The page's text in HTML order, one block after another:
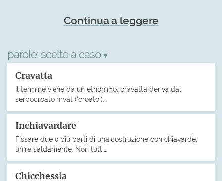
Continua a leggere
parole: scelte a caso ▾
Cravatta
Il termine viene da un etnonimo: cravatta deriva dal
serbocroato hrvat (‘croato’).…
Inchiavardare
Fissare due o più parti di una costruzione con chiavarde;
unire saldamente. Non tutti…
Chicchessia